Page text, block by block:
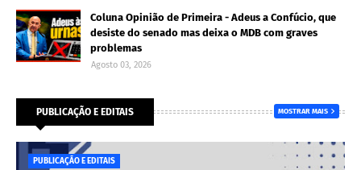
Coluna Opinião de Primeira - Adeus a Confúcio, que
desiste do senado mas deixa o MDB com graves
problemas
Agosto 03, 2026
PUBLICAÇÃO E EDITAIS MOSTRAR MAIS
PUBLICAÇÃO E EDITAIS